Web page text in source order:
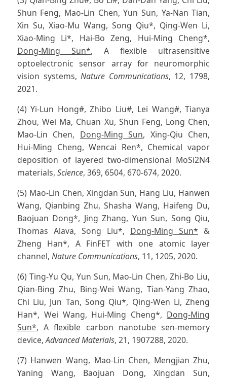
Shun Feng, Mao-Lin Chen, Yun Sun, Ya-Nan Tian,
Xin Su, Xiao-Mu Wang, Song Qiu*, Qing-Wen Li,
Xiao-Ming Li*, Hai-Bo Zeng, Hui-Ming Cheng*,
Dong-Ming Sun*, A flexible ultrasensitive
optoelectronic sensor array for neuromorphic
vision systems,Nature Communications, 12, 1798,
2021.
(4) Yi-Lun Hong#, Zhibo Liu#, Lei Wang#, Tianya
Zhou, Wei Ma, Chuan Xu, Shun Feng, Long Chen,
Mao-Lin Chen, Dong-Ming Sun, Xing-Qiu Chen,
Hui-Ming Cheng, Wencai Ren*, Chemical vapor
deposition of layered two-dimensional MoSi2N4
materials, Science, 369, 6504, 670-674, 2020.
(5) Mao-Lin Chen, Xingdan Sun, Hang Liu, Hanwen
Wang, Qianbing Zhu, Shasha Wang, Haifeng Du,
Baojuan Dong*, Jing Zhang, Yun Sun, Song Qiu,
Thomas Alava, Song Liu*, Dong-Ming Sun* &
Zheng Han*, A FinFET with one atomic layer
channel, Nature Communications, 11, 1205, 2020.
(6) Ting-Yu Qu, Yun Sun, Mao-Lin Chen, Zhi-Bo Liu,
Qian-Bing Zhu, Bing-Wei Wang, Tian-Yang Zhao,
Chi Liu, Jun Tan, Song Qiu*, Qing-Wen Li, Zheng
Han*, Wei Wang, Hui-Ming Cheng*, Dong-Ming
Sun*, A flexible carbon nanotube sen-memory
device,Advanced Materials, 21, 1907288, 2020.
(7) Hanwen Wang, Mao-Lin Chen, Mengjian Zhu,
Yaning Wang, Baojuan Dong, Xingdan Sun,